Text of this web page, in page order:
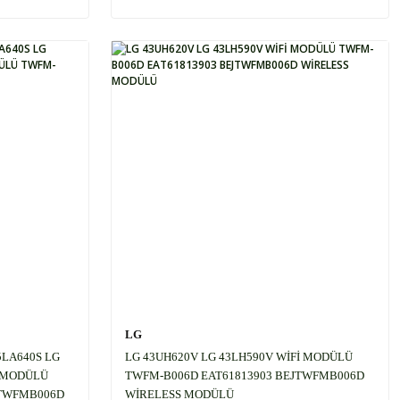
LG
LG
LG 43UH620V LG 43LH590V WİFİ MODÜLÜ
TWFM-B006D EAT61813903 BEJTWFMB006D
WİRELESS MODÜLÜ